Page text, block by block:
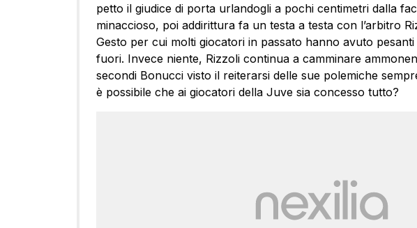
petto il giudice di porta urlandogli a pochi centimetri dalla
minaccioso, poi addirittura fa un testa a testa con l’arbitro
Gesto per cui molti giocatori in passato hanno avuto
fuori. Invece niente, Rizzoli continua a camminare
secondi Bonucci visto il reiterarsi delle sue polemiche
è possibile che ai giocatori della Juve sia concesso tutto?